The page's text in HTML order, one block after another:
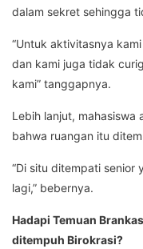
dalam sekret sehingga
“Untuk aktivitasnya
dan kami juga tidak
kami” tanggapnya.
Lebih lanjut, mahasiswa
bahwa ruangan itu
“Di situ ditempati senior
lagi,” bebernya.
Hadapi Temuan
ditempuh Birokrasi?